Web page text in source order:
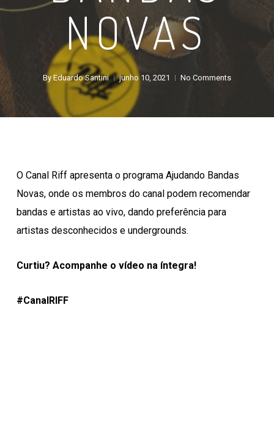
NOVAS
By Eduardo Santini junho 10, 2021 No Comments
O Canal Riff apresenta o programa Ajudando Bandas
Novas, onde os membros do canal podem recomendar
bandas e artistas ao vivo, dando preferência para
artistas desconhecidos e undergrounds.
Curtiu? Acompanhe o vídeo na íntegra!
#CanalRIFF